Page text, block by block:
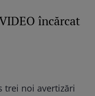
încărcat
trei noi avertizări